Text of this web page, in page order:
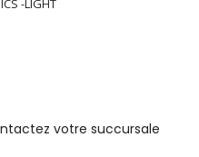
-LIGHT
votre succursale